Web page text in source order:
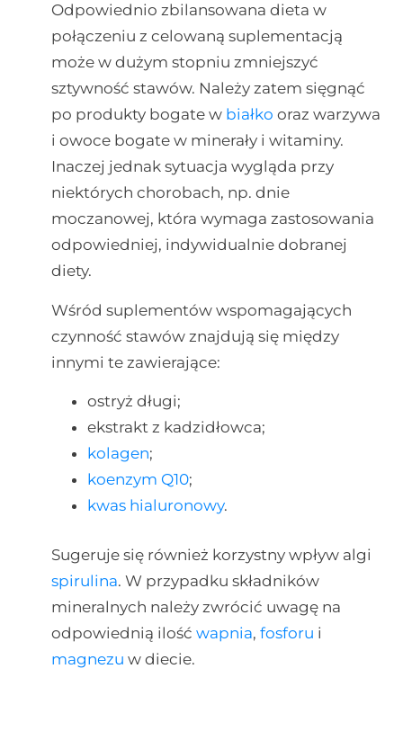
Odpowiednio zbilansowana dieta w
połączeniu z celowaną suplementacją
może w dużym stopniu zmniejszyć
sztywność stawów. Należy zatem sięgnąć
po produkty bogate w białko oraz warzywa
i owoce bogate w minerały i witaminy.
Inaczej jednak sytuacja wygląda przy
niektórych chorobach, np. dnie
moczanowej, która wymaga zastosowania
odpowiedniej, indywidualnie dobranej
diety.
Wśród suplementów wspomagających
czynność stawów znajdują się między
innymi te zawierające:
ostryż długi;
ekstrakt z kadzidłowca;
kolagen;
koenzym Q10;
kwas hialuronowy.
Sugeruje się również korzystny wpływ algi
spirulina. W przypadku składników
mineralnych należy zwrócić uwagę na
odpowiednią ilość wapnia, fosforu i
magnezu w diecie.